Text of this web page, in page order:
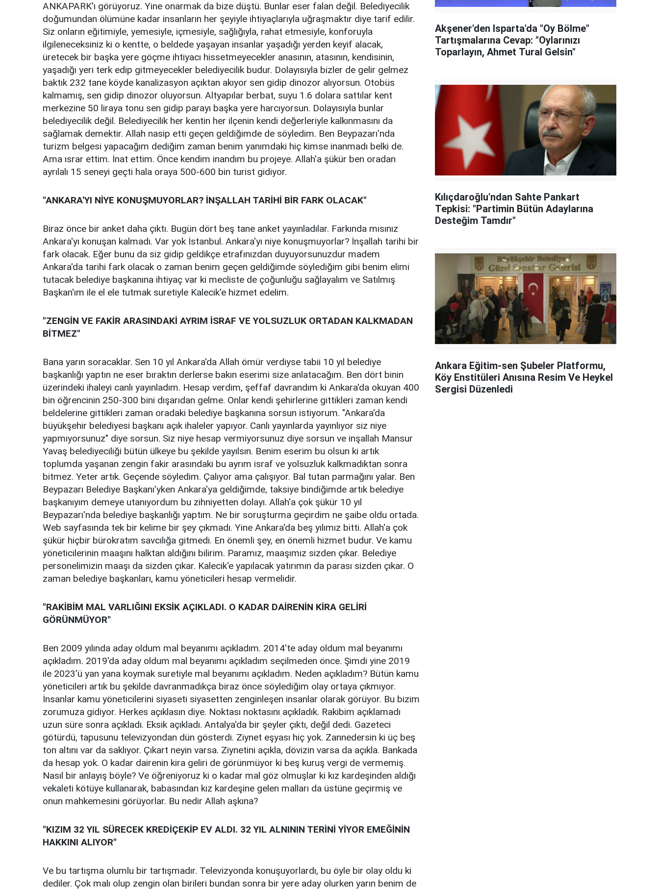
ANKAPARK'ı görüyoruz. Yine onarmak da bize düştü. Bunlar eser falan değil. Belediyecilik
doğumundan ölümüne kadar insanların her şeyiyle ihtiyaçlarıyla uğraşmaktır diye tarif edilir.
Siz onların eğitimiyle, yemesiyle, içmesiyle, sağlığıyla, rahat etmesiyle, konforuyla
ilgileneceksiniz ki o kentte, o beldede yaşayan insanlar yaşadığı yerden keyif alacak,
üretecek bir başka yere göçme ihtiyacı hissetmeyecekler anasının, atasının, kendisinin,
yaşadığı yeri terk edip gitmeyecekler belediyecilik budur. Dolayısıyla bizler de gelir gelmez
baktık 232 tane köyde kanalizasyon açıktan akıyor sen gidip dinozor alıyorsun. Otobüs
kalmamış, sen gidip dinozor oluyorsun. Altyapılar berbat, suyu 1.6 dolara sattılar kent
merkezine 50 liraya tonu sen gidip parayı başka yere harcıyorsun. Dolayısıyla bunlar
belediyecilik değil. Belediyecilik her kentin her ilçenin kendi değerleriyle kalkınmasını da
sağlamak demektir. Allah nasip etti geçen geldiğimde de söyledim. Ben Beypazarı'nda
turizm belgesi yapacağım dediğim zaman benim yanımdaki hiç kimse inanmadı belki de.
Ama ısrar ettim. İnat ettim. Önce kendim inandım bu projeye. Allah'a şükür ben oradan
ayrılalı 15 seneyi geçti hala oraya 500-600 bin turist gidiyor.
"ANKARA'YI NİYE KONUŞMUYORLAR? İNŞALLAH TARİHİ BİR FARK OLACAK"
Biraz önce bir anket daha çıktı. Bugün dört beş tane anket yayınladılar. Farkında mısınız
Ankara'yı konuşan kalmadı. Var yok İstanbul. Ankara'yı niye konuşmuyorlar? İnşallah tarihi bir
fark olacak. Eğer bunu da siz gidip geldikçe etrafınızdan duyuyorsunuzdur madem
Ankara'da tarihi fark olacak o zaman benim geçen geldiğimde söylediğim gibi benim elimi
tutacak belediye başkanına ihtiyaç var ki mecliste de çoğunluğu sağlayalım ve Satılmış
Başkan'ım ile el ele tutmak suretiyle Kalecik'e hizmet edelim.
"ZENGİN VE FAKİR ARASINDAKİ AYRIM İSRAF VE YOLSUZLUK ORTADAN KALKMADAN
BİTMEZ"
Bana yarın soracaklar. Sen 10 yıl Ankara'da Allah ömür verdiyse tabii 10 yıl belediye
başkanlığı yaptın ne eser bıraktın derlerse bakın eserimi size anlatacağım. Ben dört binin
üzerindeki ihaleyi canlı yayınladım. Hesap verdim, şeffaf davrandım ki Ankara'da okuyan 400
bin öğrencinin 250-300 bini dışarıdan gelme. Onlar kendi şehirlerine gittikleri zaman kendi
beldelerine gittikleri zaman oradaki belediye başkanına sorsun istiyorum. "Ankara'da
büyükşehir belediyesi başkanı açık ihaleler yapıyor. Canlı yayınlarda yayınlıyor siz niye
yapmıyorsunuz" diye sorsun. Siz niye hesap vermiyorsunuz diye sorsun ve inşallah Mansur
Yavaş belediyeciliği bütün ülkeye bu şekilde yayılsın. Benim eserim bu olsun ki artık
toplumda yaşanan zengin fakir arasındaki bu ayrım israf ve yolsuzluk kalkmadıktan sonra
bitmez. Yeter artık. Geçende söyledim. Çalıyor ama çalışıyor. Bal tutan parmağını yalar. Ben
Beypazarı Belediye Başkanı'yken Ankara'ya geldiğimde, taksiye bindiğimde artık belediye
başkanıyım demeye utanıyordum bu zihniyetten dolayı. Allah'a çok şükür 10 yıl
Beypazarı'nda belediye başkanlığı yaptım. Ne bir soruşturma geçirdim ne şaibe oldu ortada.
Web sayfasında tek bir kelime bir şey çıkmadı. Yine Ankara'da beş yılımız bitti. Allah'a çok
şükür hiçbir bürokratım savcılığa gitmedi. En önemli şey, en önemli hizmet budur. Ve kamu
yöneticilerinin maaşını halktan aldığını bilirim. Paramız, maaşımız sizden çıkar. Belediye
personelimizin maaşı da sizden çıkar. Kalecik'e yapılacak yatırımın da parası sizden çıkar. O
zaman belediye başkanları, kamu yöneticileri hesap vermelidir.
"RAKİBİM MAL VARLIĞINI EKSİK AÇIKLADI. O KADAR DAİRENİN KİRA GELİRİ
GÖRÜNMÜYOR"
Ben 2009 yılında aday oldum mal beyanımı açıkladım. 2014'te aday oldum mal beyanımı
açıkladım. 2019'da aday oldum mal beyanımı açıkladım seçilmeden önce. Şimdi yine 2019
ile 2023'ü yan yana koymak suretiyle mal beyanımı açıkladım. Neden açıkladım? Bütün kamu
yöneticileri artık bu şekilde davranmadıkça biraz önce söylediğim olay ortaya çıkmıyor.
İnsanlar kamu yöneticilerini siyaseti siyasetten zenginleşen insanlar olarak görüyor. Bu bizim
zorumuza gidiyor. Herkes açıklasın diye. Noktası noktasını açıkladık. Rakibim açıklamadı
uzun süre sonra açıkladı. Eksik açıkladı. Antalya'da bir şeyler çıktı, değil dedi. Gazeteci
götürdü, tapusunu televizyondan dün gösterdi. Ziynet eşyası hiç yok. Zannedersin ki üç beş
ton altını var da saklıyor. Çıkart neyin varsa. Ziynetini açıkla, dövizin varsa da açıkla. Bankada
da hesap yok. O kadar dairenin kira geliri de görünmüyor ki beş kuruş vergi de vermemiş.
Nasıl bir anlayış böyle? Ve öğreniyoruz ki o kadar mal göz olmuşlar ki kız kardeşinden aldığı
vekaleti kötüye kullanarak, babasından kız kardeşine gelen malları da üstüne geçirmiş ve
onun mahkemesini görüyorlar. Bu nedir Allah aşkına?
"KIZIM 32 YIL SÜRECEK KREDİÇEKİP EV ALDI. 32 YIL ALNININ TERİNİ YİYOR EMEĞİNİN
HAKKINI ALIYOR"
Ve bu tartışma olumlu bir tartışmadır. Televizyonda konuşuyorlardı, bu öyle bir olay oldu ki
dediler. Çok malı olup zengin olan birileri bundan sonra bir yere aday olurken yarın benim de
Akşener'den Isparta'da "Oy Bölme"
Tartışmalarına Cevap: "Oylarınızı
Toparlayın, Ahmet Tural Gelsin"
Kılıçdaroğlu'ndan Sahte Pankart
Tepkisi: "Partimin Bütün Adaylarına
Desteğim Tamdır"
Ankara Eğitim-sen Şubeler Platformu,
Köy Enstitüleri Anısına Resim Ve Heykel
Sergisi Düzenledi